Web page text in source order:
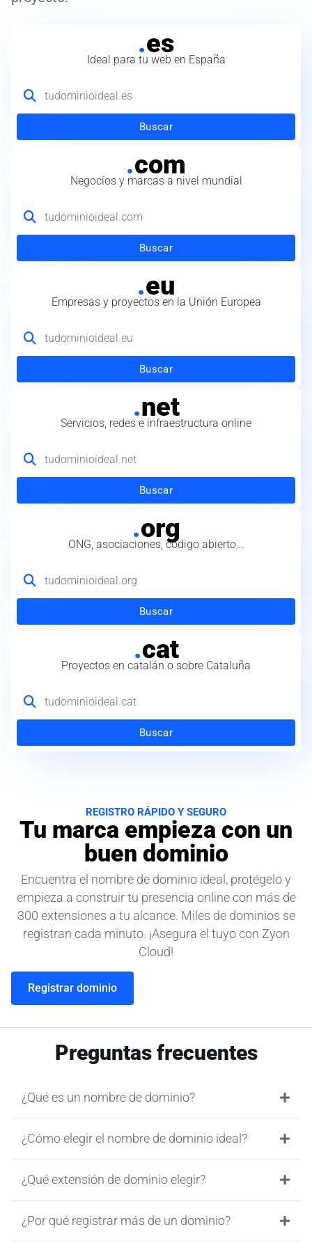
.es
Ideal para tu web en España
Buscar
.com
Negocios y marcas a nivel mundial
Buscar
.eu
Empresas y proyectos en la Unión Europea
Buscar
.net
Servicios, redes e infraestructura online
Buscar
.org
ONG, asociaciones, código abierto...
Buscar
.cat
Proyectos en catalán o sobre Cataluña
Buscar
REGISTRO RÁPIDO Y SEGURO
Tu marca empieza con un
buen dominio
Encuentra el nombre de dominio ideal, protégelo y
empieza a construir tu presencia online con más de
300 extensiones a tu alcance. Miles de dominios se
registran cada minuto. ¡Asegura el tuyo con Zyon
Cloud!
Registrar dominio
Preguntas frecuentes
¿Qué es un nombre de dominio?
¿Cómo elegir el nombre de dominio ideal?
¿Qué extensión de dominio elegir?
¿Por qué registrar más de un dominio?